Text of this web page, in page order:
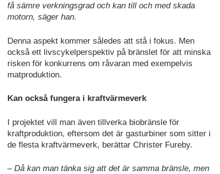
få sämre verkningsgrad och kan till och med skada
motorn, säger han.
Denna aspekt kommer således att stå i fokus. Men
också ett livscykelperspektiv på bränslet för att minska
risken för konkurrens om råvaran med exempelvis
matproduktion.
Kan också fungera i kraftvärmeverk
I projektet vill man även tillverka biobränsle för
kraftproduktion, eftersom det är gasturbiner som sitter i
de flesta kraftvärmeverk, berättar Christer Fureby.
– Då kan man tänka sig att det är samma bränsle, men